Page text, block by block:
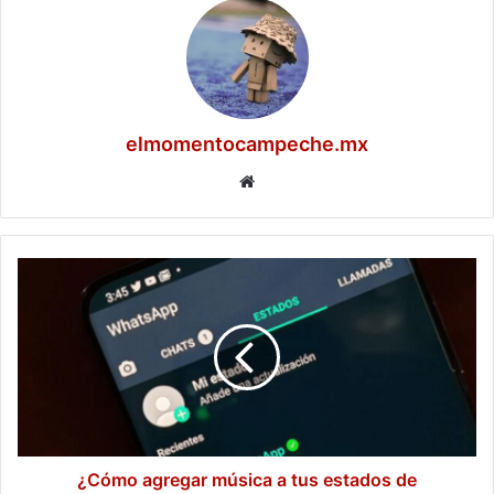
elmomentocampeche.mx
¿Cómo agregar música a tus estados de